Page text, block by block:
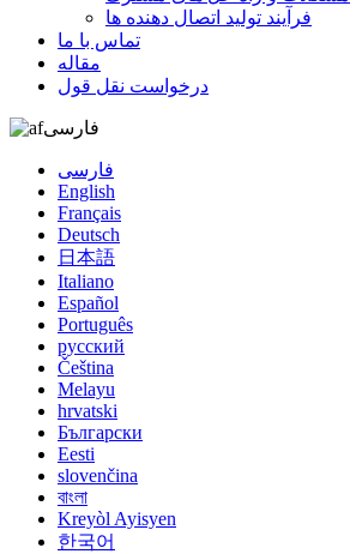
فرآیند تولید اتصال دهنده ها
تماس با ما
مقاله
درخواست نقل قول
فارسی
فارسی
English
Français
Deutsch
日本語
Italiano
Español
Português
русский
Čeština
Melayu
hrvatski
Български
Eesti
slovenčina
বাংলা
Kreyòl Ayisyen
한국어